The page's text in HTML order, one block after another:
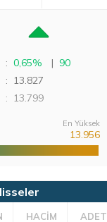
: 0,65% | 90
: 13.827
: 13.799
En Yüksek
13.956
HACİM ADET